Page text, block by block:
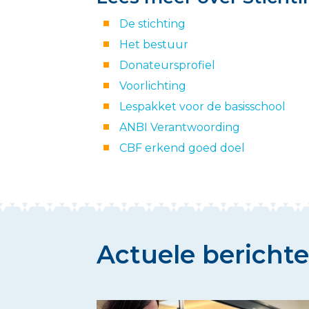
De stichting
Het bestuur
Donateursprofiel
Voorlichting
Lespakket voor de basisschool
ANBI Verantwoording
CBF erkend goed doel
Actuele